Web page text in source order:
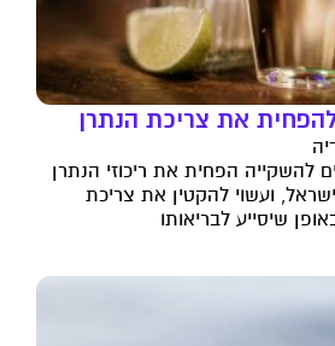
את צריכת הנתרן
להשקייה הפחית את ריכוזי הנתרן
ועשוי להקטין את צריכת
שיסייע לבריאותו